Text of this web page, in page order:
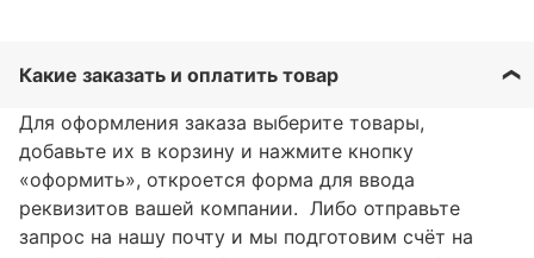
Какие заказать и оплатить товар
Для оформления заказа выберите товары,
добавьте их в корзину и нажмите кнопку
«оформить», откроется форма для ввода
реквизитов вашей компании. Либо отправьте
запрос на нашу почту и мы подготовим счёт на